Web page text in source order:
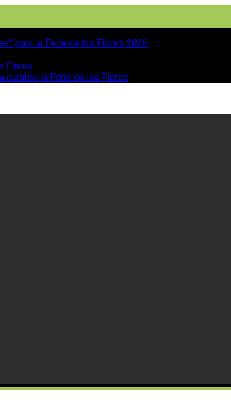
para la Feria de las Flores 2026
Flores
durante la Feria de las Flores